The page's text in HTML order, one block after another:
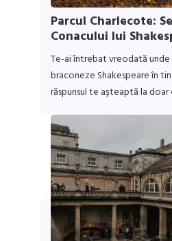
Parcul Charlecote:
Conacului lui
Te-ai întrebat vreodată unde
braconeze Shakespeare în
răspunsul te așteaptă la